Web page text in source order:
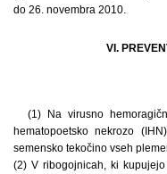
do 26. novembra 2010.
VI.
(1) Na virusno
hematopoetsko nekrozo
semensko tekočino vseh
(2) V ribogojnicah, ki